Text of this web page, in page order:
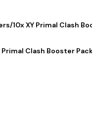
10x XY Primal Clash
Clash Booster